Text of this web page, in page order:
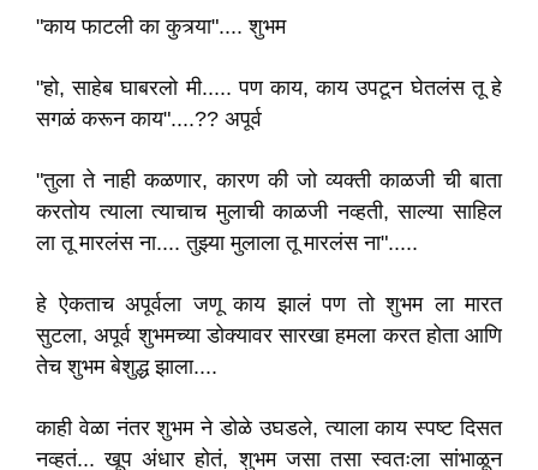
"काय फाटली का कुत्र्या".... शुभम
"हो, साहेब घाबरलो मी..... पण काय, काय उपटून घेतलंस तू हे
सगळं करून काय"....?? अपूर्व
"तुला ते नाही कळणार, कारण की जो व्यक्ती काळजी ची बाता
करतोय त्याला त्याचाच मुलाची काळजी नव्हती, साल्या साहिल
ला तू मारलंस ना.... तुझ्या मुलाला तू मारलंस ना".....
हे ऐकताच अपूर्वला जणू काय झालं पण तो शुभम ला मारत
सुटला, अपूर्व शुभमच्या डोक्यावर सारखा हमला करत होता आणि
तेच शुभम बेशुद्ध झाला....
काही वेळा नंतर शुभम ने डोळे उघडले, त्याला काय स्पष्ट दिसत
नव्हतं... खूप अंधार होतं, शुभम जसा तसा स्वतःला सांभाळून